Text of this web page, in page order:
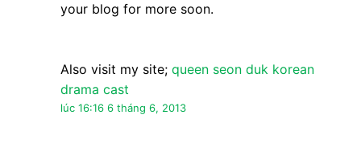
your blog for more soon.
Also visit my site; queen seon duk korean
drama cast
lúc 16:16 6 tháng 6, 2013